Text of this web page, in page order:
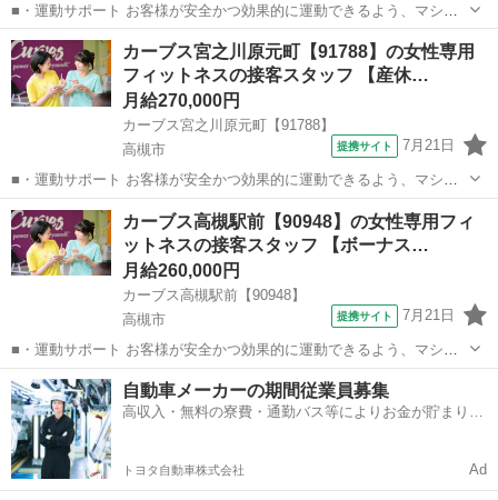
■・運動サポート お客様が安全かつ効果的に運動できるよう、マシン
の使い方をアドバイスします。運動が初めての方や苦手な方がほとん
どなので、難しい指導はありません。「今日はこの動きを意識しまし
ょう！」といったお声がけをしながら、...
大阪 高槻市 その他
カーブス宮之川原元町【91788】の女性専用
フィットネスの接客スタッフ 【産休…
月給270,000円
カーブス宮之川原元町【91788】
高槻市
提携サイト 7月21日
■・運動サポート お客様が安全かつ効果的に運動できるよう、マシン
の使い方をアドバイスします。運動が初めての方や苦手な方がほとん
どなので、難しい指導はありません。「今日はこの動きを意識しまし
ょう！」といったお声がけをしながら、...
大阪 高槻市 その他
カーブス高槻駅前【90948】の女性専用フィ
ットネスの接客スタッフ 【ボーナス…
月給260,000円
カーブス高槻駅前【90948】
高槻市
提携サイト 7月21日
■・運動サポート お客様が安全かつ効果的に運動できるよう、マシン
の使い方をアドバイスします。運動が初めての方や苦手な方がほとん
どなので、難しい指導はありません。「今日はこの動きを意識しまし
ょう！」といったお声がけをしながら、...
大阪 高槻市 その他
自動車メーカーの期間従業員募集
高収入・無料の寮費・通勤バス等によりお金が貯まりや
トヨタ自動車株式会社 Ad